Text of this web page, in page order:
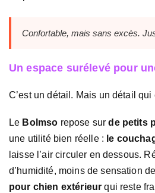
Confortable, mais sans excès.
Un espace surélevé pour
C’est un détail. Mais un détail qui
Le Bolmso repose surde petits
une utilité bien réelle : le
laisse l’air circuler en dessous.
d’humidité, moins de sensation
pour chien extérieur qui reste